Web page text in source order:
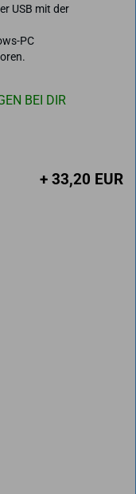
USB mit der
PC
BEI DIR
+ 33,20 EUR